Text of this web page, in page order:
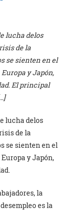
lucha delos
de la
se sienten en el
y Japón,
El principal
lucha delos
de la
se sienten en el
y Japón,
la
es la